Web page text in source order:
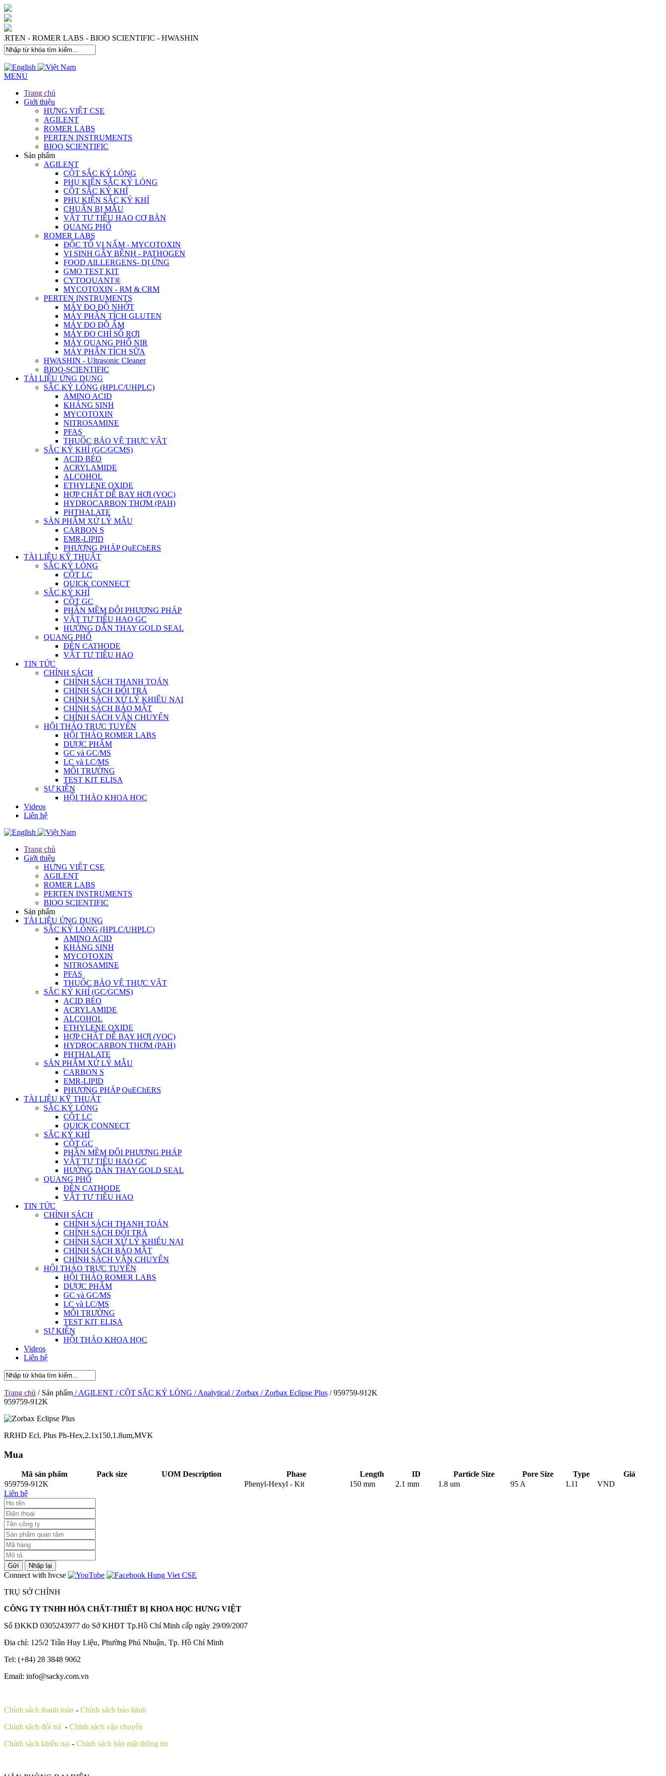
- PERTEN - ROMER LABS - BIOO SCIENTIFIC - HWASHIN
MENU
Trang chủ
Giới thiệu
HƯNG VIỆT CSE
AGILENT
ROMER LABS
PERTEN INSTRUMENTS
BIOO SCIENTIFIC
Sản phẩm
AGILENT
CỘT SẮC KÝ LỎNG
PHỤ KIỆN SẮC KÝ LỎNG
CỘT SẮC KÝ KHÍ
PHỤ KIỆN SẮC KÝ KHÍ
CHUẨN BỊ MẪU
VẬT TƯ TIÊU HAO CƠ BẢN
QUANG PHỔ
ROMER LABS
ĐỘC TỐ VI NẤM - MYCOTOXIN
VI SINH GÂY BỆNH - PATHOGEN
FOOD AlLLERGENS- DỊ ỨNG
GMO TEST KIT
CYTOQUANT®
MYCOTOXIN - RM & CRM
PERTEN INSTRUMENTS
MÁY ĐO ĐỘ NHỚT
MÁY PHÂN TÍCH GLUTEN
MÁY ĐO ĐỘ ẨM
MÁY ĐO CHỈ SỐ RƠI
MÁY QUANG PHỔ NIR
MÁY PHÂN TÍCH SỮA
HWASHIN - Ultrasonic Cleaner
BIOO-SCIENTIFIC
TÀI LIỆU ỨNG DỤNG
SẮC KÝ LỎNG (HPLC/UHPLC)
AMINO ACID
KHÁNG SINH
MYCOTOXIN
NITROSAMINE
PFAS
THUỐC BẢO VỆ THỰC VẬT
SẮC KÝ KHÍ (GC/GCMS)
ACID BÉO
ACRYLAMIDE
ALCOHOL
ETHYLENE OXIDE
HỢP CHẤT DỄ BAY HƠI (VOC)
HYDROCARBON THƠM (PAH)
PHTHALATE
SẢN PHẨM XỬ LÝ MẪU
CARBON S
EMR-LIPID
PHƯƠNG PHÁP QuEChERS
TÀI LIỆU KỸ THUẬT
SẮC KÝ LỎNG
CỘT LC
QUICK CONNECT
SẮC KÝ KHÍ
CỘT GC
PHẦN MỀM ĐỔI PHƯƠNG PHÁP
VẬT TƯ TIÊU HAO GC
HƯỚNG DẪN THAY GOLD SEAL
QUANG PHỔ
ĐÈN CATHODE
VẬT TƯ TIÊU HAO
TIN TỨC
CHÍNH SÁCH
CHÍNH SÁCH THANH TOÁN
CHÍNH SÁCH ĐỔI TRẢ
CHÍNH SÁCH XỬ LÝ KHIẾU NẠI
CHÍNH SÁCH BẢO MẬT
CHÍNH SÁCH VẬN CHUYỂN
HỘI THẢO TRỰC TUYẾN
HỘI THẢO ROMER LABS
DƯỢC PHẨM
GC và GC/MS
LC và LC/MS
MÔI TRƯỜNG
TEST KIT ELISA
SỰ KIỆN
HỘI THẢO KHOA HỌC
Videos
Liên hệ
Trang chủ
Giới thiệu
HƯNG VIỆT CSE
AGILENT
ROMER LABS
PERTEN INSTRUMENTS
BIOO SCIENTIFIC
Sản phẩm
TÀI LIỆU ỨNG DỤNG
SẮC KÝ LỎNG (HPLC/UHPLC)
AMINO ACID
KHÁNG SINH
MYCOTOXIN
NITROSAMINE
PFAS
THUỐC BẢO VỆ THỰC VẬT
SẮC KÝ KHÍ (GC/GCMS)
ACID BÉO
ACRYLAMIDE
ALCOHOL
ETHYLENE OXIDE
HỢP CHẤT DỄ BAY HƠI (VOC)
HYDROCARBON THƠM (PAH)
PHTHALATE
SẢN PHẨM XỬ LÝ MẪU
CARBON S
EMR-LIPID
PHƯƠNG PHÁP QuEChERS
TÀI LIỆU KỸ THUẬT
SẮC KÝ LỎNG
CỘT LC
QUICK CONNECT
SẮC KÝ KHÍ
CỘT GC
PHẦN MỀM ĐỔI PHƯƠNG PHÁP
VẬT TƯ TIÊU HAO GC
HƯỚNG DẪN THAY GOLD SEAL
QUANG PHỔ
ĐÈN CATHODE
VẬT TƯ TIÊU HAO
TIN TỨC
CHÍNH SÁCH
CHÍNH SÁCH THANH TOÁN
CHÍNH SÁCH ĐỔI TRẢ
CHÍNH SÁCH XỬ LÝ KHIẾU NẠI
CHÍNH SÁCH BẢO MẬT
CHÍNH SÁCH VẬN CHUYỂN
HỘI THẢO TRỰC TUYẾN
HỘI THẢO ROMER LABS
DƯỢC PHẨM
GC và GC/MS
LC và LC/MS
MÔI TRƯỜNG
TEST KIT ELISA
SỰ KIỆN
HỘI THẢO KHOA HỌC
Videos
Liên hệ
Trang chủ / Sản phẩm / AGILENT / CỘT SẮC KÝ LỎNG / Analytical / Zorbax / Zorbax Eclipse Plus / 959759-912K
959759-912K
RRHD Ecl. Plus Ph-Hex,2.1x150,1.8um,MVK
Mua
Mã sản phẩm Pack size UOM Description Phase Length ID Particle Size Pore Size Type
Giá
959759-912K
Phenyl-Hexyl - Kit 150 mm 2.1 mm 1.8 um 95 A L11
VND
Liên hệ
Gửi Nhập lại
Connect with hvcse
TRỤ SỞ CHÍNH
CÔNG TY TNHH HÓA CHẤT-THIẾT BỊ KHOA HỌC HƯNG VIỆT
Số ĐKKD 0305243977 do Sở KHĐT Tp.Hồ Chí Minh cấp ngày 29/09/2007
Đia chỉ: 125/2 Trần Huy Liệu‚ Phường Phú Nhuận‚ Tp. Hồ Chí Minh
Tel: (+84) 28 3848 9062
Email: info@sacky.com.vn
Chính sách thanh toán - Chính sách bảo hành
Chính sách đổi trả - Chính sách vận chuyển
Chính sách khiếu nại - Chính sách bảo mật thông tin